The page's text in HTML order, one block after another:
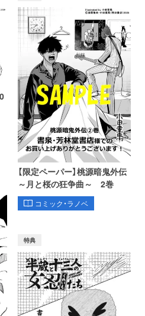
【限定ペーパー】桃源暗鬼外伝
～月と桜の狂争曲～ 2巻
コミック・ラノベ
特典